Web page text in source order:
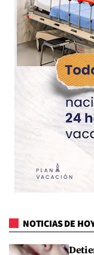
NOTICIAS DE